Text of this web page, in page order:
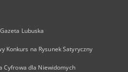
Lubuska
Konkurs na Rysunek Satyryczny
Cyfrowa dla Niewidomych